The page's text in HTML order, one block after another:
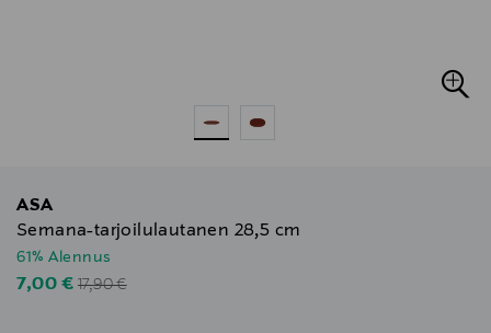
ASA
Semana-tarjoilulautanen 28,5 cm
61% Alennus
Discounted Price
7,00 € Original Price
17,90 €